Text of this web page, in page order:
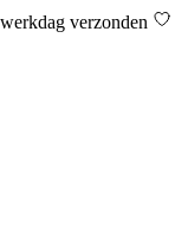
verzonden